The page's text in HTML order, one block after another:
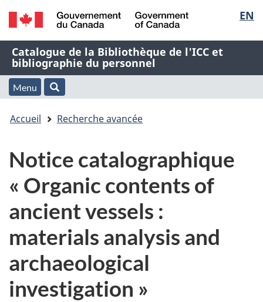
Passer
au
contenu
principal
Passer
à
« À
propos
de
application
Passer
à
la
version
HTML
de
la
EN
/
Government
of
Canada
Nom
de
l'application
Web
Catalogue de la Bibliothèque de l'ICC et
bibliographie du personnel
Menu
et
Menu
Vous
ici
Accueil Recherche avancée
Notice catalographique
« Organic contents of
ancient vessels :
materials analysis and
archaeological
investigation »